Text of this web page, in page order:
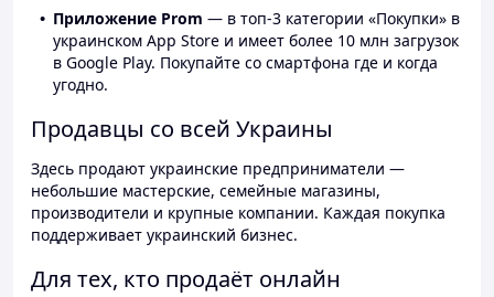
Приложение Prom — в топ-3 категории «Покупки» в
украинском App Store и имеет более 10 млн загрузок
в Google Play. Покупайте со смартфона где и когда
угодно.
Продавцы со всей Украины
Здесь продают украинские предприниматели —
небольшие мастерские, семейные магазины,
производители и крупные компании. Каждая покупка
поддерживает украинский бизнес.
Для тех, кто продаёт онлайн